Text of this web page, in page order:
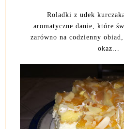
Roladki z udek
aromatyczne danie, które
zarówno na codzienny
okaz...